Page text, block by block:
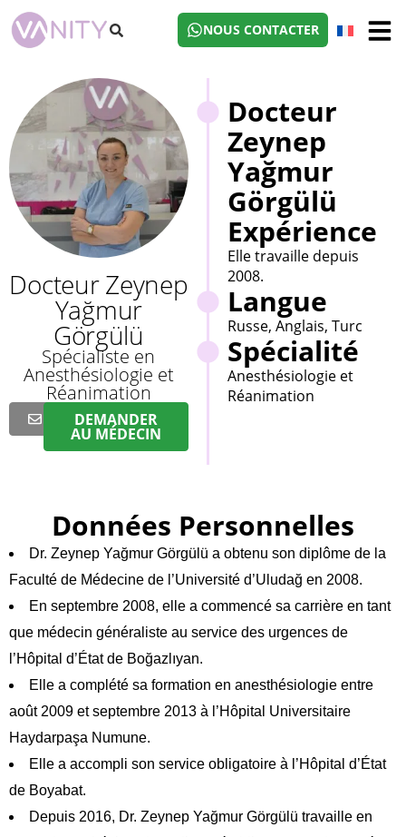
NOUS CONTACTER
Docteur Zeynep
Yağmur
Görgülü
Spécialiste en
Anesthésiologie et
Réanimation
DEMANDER
AU MÉDECIN
Docteur
Zeynep
Yağmur
Görgülü
Expérience
Elle travaille depuis
2008.
Langue
Russe, Anglais, Turc
Spécialité
Anesthésiologie et
Réanimation
Données Personnelles
Dr. Zeynep Yağmur Görgülü a obtenu son diplôme de la
Faculté de Médecine de l’Université d’Uludağ en 2008.
En septembre 2008, elle a commencé sa carrière en tant
que médecin généraliste au service des urgences de
l’Hôpital d’État de Boğazlıyan.
Elle a complété sa formation en anesthésiologie entre
août 2009 et septembre 2013 à l’Hôpital Universitaire
Haydarpaşa Numune.
Elle a accompli son service obligatoire à l’Hôpital d’État
de Boyabat.
Depuis 2016, Dr. Zeynep Yağmur Görgülü travaille en